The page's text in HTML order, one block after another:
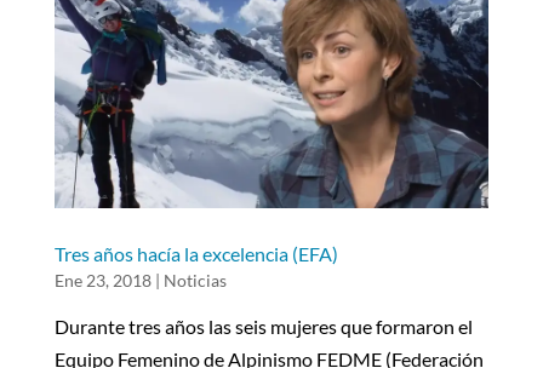
Tres años hacía la excelencia (EFA)
Ene 23, 2018| Noticias
Durante tres años las seis mujeres que formaron el
Equipo Femenino de Alpinismo FEDME (Federación